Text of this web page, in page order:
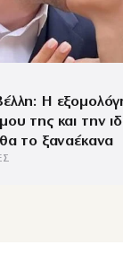
Η
της και την
το ξαναέκανα